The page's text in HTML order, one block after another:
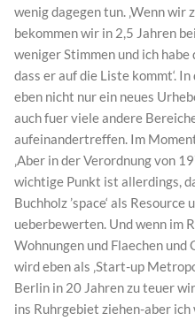
wenig dagegen tun. ‚Wenn wir
bekommen wir in 2,5 Jahren
weniger Stimmen und ich
dass er auf die Liste kommt‘.
eben nicht nur ein neues
auch fuer viele andere Bereiche
aufeinandertreffen. Im
‚Aber in der Verordnung von
wichtige Punkt ist allerdings,
Buchholz ’space‘ als
ueberbewerten. Und wenn im
Wohnungen und Flaechen
wird eben als ‚Start-up
Berlin in 20 Jahren zu teuer
ins Ruhrgebiet ziehen-aber